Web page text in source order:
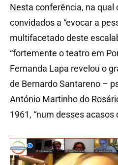
Nesta conferência, na
convidados a “evocar a
multifacetado deste
“fortemente o teatro em
Fernanda Lapa revelou o
de Bernardo Santareno –
António Martinho do
1961, “num desses acasos